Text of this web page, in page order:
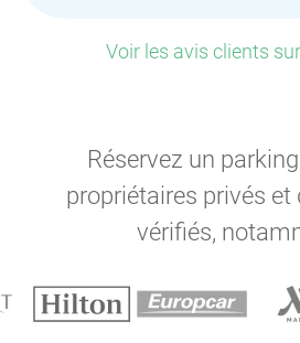
Voir les avis clients sur
Réservez un
propriétaires privés et
vérifiés,